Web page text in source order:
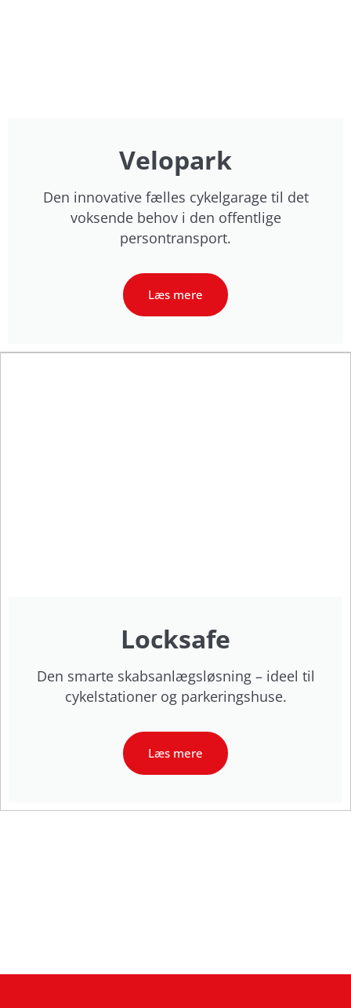
Velopark
Den innovative fælles cykelgarage til det
voksende behov i den offentlige
persontransport.
Læs mere
Locksafe
Den smarte skabsanlægsløsning – ideel til
cykelstationer og parkeringshuse.
Læs mere